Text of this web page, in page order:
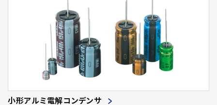
小形アルミ電解コンデンサ